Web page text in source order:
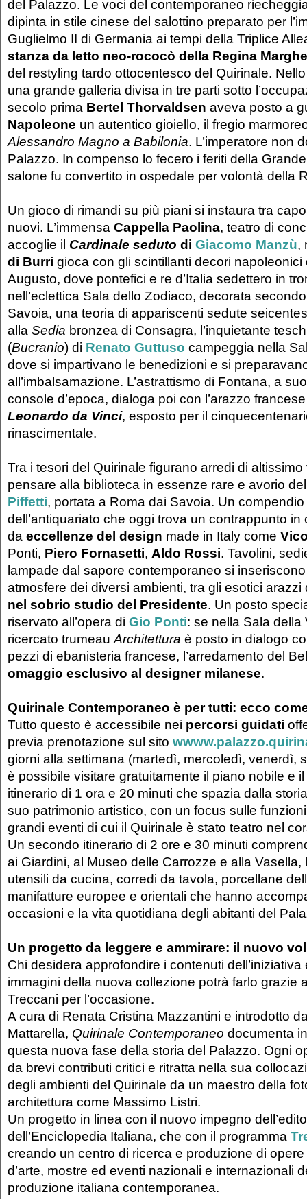
del Palazzo. Le voci del contemporaneo
dipinta in stile cinese del salottino preparato per
Guglielmo II di Germania ai tempi della Triplice
stanza da letto neo-rococò della Regina
del restyling tardo ottocentesco del Quirinale.
una grande galleria divisa in tre parti sotto
secolo prima Bertel Thorvaldsen aveva posto a
Napoleone un autentico gioiello, il fregio
Alessandro Magno a Babilonia. L’imperatore non
Palazzo. In compenso lo fecero i feriti della
salone fu convertito in ospedale per volontà della
Un gioco di rimandi su più piani si instaura tra
nuovi. L’immensa Cappella Paolina, teatro di
accoglie il Cardinale seduto di Giacomo Manzù,
di Burri gioca con gli scintillanti decori napoleonici
Augusto, dove pontefici e re d’Italia sedettero in
nell’eclettica Sala dello Zodiaco, decorata
Savoia, una teoria di appariscenti sedute
alla Sedia bronzea di Consagra, l’inquietante
(Bucranio) di Renato Guttuso campeggia nella
dove si impartivano le benedizioni e si
all’imbalsamazione. L’astrattismo di Fontana, a
console d’epoca, dialoga poi con l’arazzo
Leonardo da Vinci, esposto per il
rinascimentale.
Tra i tesori del Quirinale figurano arredi di
pensare alla biblioteca in essenze rare e avorio
Piffetti, portata a Roma dai Savoia. Un
dell’antiquariato che oggi trova un contrappunto in
da eccellenze del design made in Italy come
Ponti, Piero Fornasetti, Aldo Rossi. Tavolini,
lampade dal sapore contemporaneo si
atmosfere dei diversi ambienti, tra gli esotici
nel sobrio studio del Presidente. Un posto
riservato all’opera di Gio Ponti: se nella Sala della
ricercato trumeau Architettura è posto in dialogo
pezzi di ebanisteria francese, l’arredamento del
omaggio esclusivo al designer milanese.
Quirinale Contemporaneo è per tutti: ecco
Tutto questo è accessibile nei percorsi guidati
previa prenotazione sul sito
giorni alla settimana (martedì, mercoledì, venerdì,
è possibile visitare gratuitamente il piano nobile e
itinerario di 1 ora e 20 minuti che spazia dalla
suo patrimonio artistico, con un focus sulle
grandi eventi di cui il Quirinale è stato teatro nel
Un secondo itinerario di 2 ore e 30 minuti
ai Giardini, al Museo delle Carrozze e alla Vasella,
utensili da cucina, corredi da tavola, porcellane
manifatture europee e orientali che hanno
occasioni e la vita quotidiana degli abitanti del
Un progetto da leggere e ammirare: il nuovo
Chi desidera approfondire i contenuti
immagini della nuova collezione potrà farlo grazie
Treccani per l’occasione.
A cura di Renata Cristina Mazzantini e introdotto
Mattarella, Quirinale Contemporaneo documenta
questa nuova fase della storia del Palazzo. Ogni
da brevi contributi critici e ritratta nella sua
degli ambienti del Quirinale da un maestro della
architettura come Massimo Listri.
Un progetto in linea con il nuovo impegno
dell’Enciclopedia Italiana, che con il programma
creando un centro di ricerca e produzione di
d’arte, mostre ed eventi nazionali e internazionali
produzione italiana contemporanea.